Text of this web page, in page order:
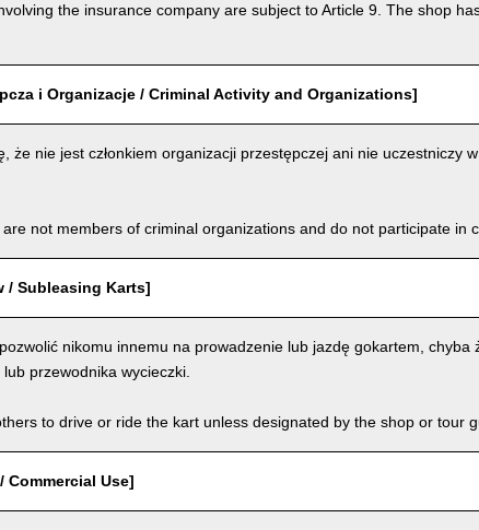
the insurance company are subject to Article 9. The shop
i Organizacje / Criminal Activity and Organizations]
że nie jest członkiem organizacji przestępczej ani nie uczestniczy w
not members of criminal organizations and do not participate in
/ Subleasing Karts]
nikomu innemu na prowadzenie lub jazdę gokartem, chyba
przewodnika wycieczki.
to drive or ride the kart unless designated by the shop or tour
Commercial Use]